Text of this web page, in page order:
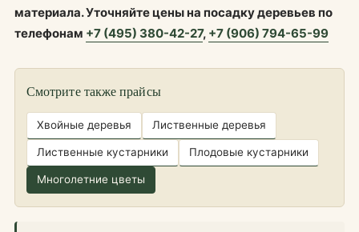
материала. Уточняйте цены на посадку деревьев по
телефонам +7 (495) 380-42-27, +7 (906) 794-65-99
Смотрите также прайсы
Хвойные деревья Лиственные деревья
Лиственные кустарники Плодовые кустарники
Многолетние цветы